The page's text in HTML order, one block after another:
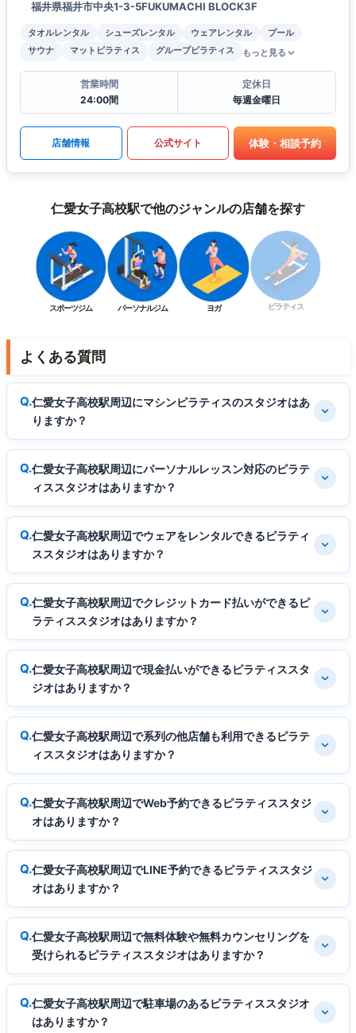
福井県福井市中央1-3-5FUKUMACHI BLOCK3F
タオルレンタル シューズレンタル ウェアレンタル
プール
サウナ
マットピラティス グループピラティス もっと見る
営業時間
24:00間
定休日
毎週金曜日
店舗情報 公式サイト 体験・相談予約
仁愛女子高校駅で他のジャンルの店舗を探す
スポーツジム パーソナルジム ヨガ ピラティス
よくある質問
仁愛女子高校駅周辺にマシンピラティスのスタジオはあ
りますか？
仁愛女子高校駅周辺にパーソナルレッスン対応のピラテ
ィススタジオはありますか？
仁愛女子高校駅周辺でウェアをレンタルできるピラティ
ススタジオはありますか？
仁愛女子高校駅周辺でクレジットカード払いができるピ
ラティススタジオはありますか？
仁愛女子高校駅周辺で現金払いができるピラティススタ
ジオはありますか？
仁愛女子高校駅周辺で系列の他店舗も利用できるピラテ
ィススタジオはありますか？
仁愛女子高校駅周辺でWeb予約できるピラティススタジ
オはありますか？
仁愛女子高校駅周辺でLINE予約できるピラティススタジ
オはありますか？
仁愛女子高校駅周辺で無料体験や無料カウンセリングを
受けられるピラティススタジオはありますか？
仁愛女子高校駅周辺で駐車場のあるピラティススタジオ
はありますか？